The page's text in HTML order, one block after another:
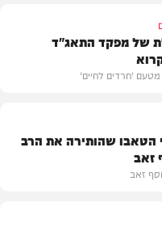
של מפקד התאג"ד
'חרדים לחיים'
הטאבו שהותירה את הרב
זאב
זאב